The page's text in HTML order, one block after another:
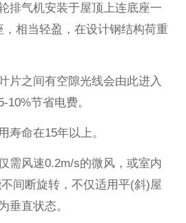
排气机安装于屋顶上连底座一
，相当轻盈，在设计钢结构荷重
片之间有空隙光线会由此进入
10%节省电费。
寿命在15年以上。
需风速0.2m/s的微风，或室内
间断旋转，不仅适用平(斜)屋
垂直状态。